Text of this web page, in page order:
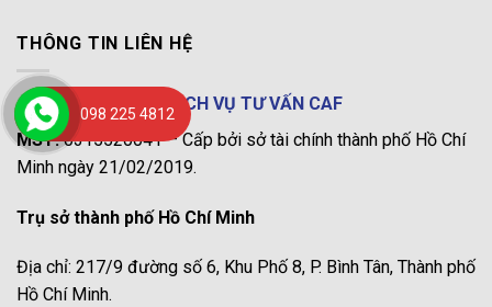
THÔNG TIN LIÊN HỆ
CÔNG TY TNHH DỊCH VỤ TƯ VẤN CAF
MST:0315520041 – Cấp bởi sở tài chính thành phố Hồ Chí
Minh ngày 21/02/2019.
Trụ sở thành phố Hồ Chí Minh
Địa chỉ: 217/9 đường số 6, Khu Phố 8, P. Bình Tân, Thành phố
Hồ Chí Minh.
098 225 4812